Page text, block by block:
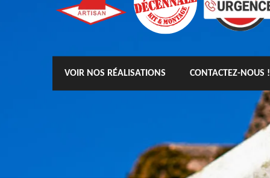
VOIR NOS RÉALISATIONS CONTACTEZ-NOUS !